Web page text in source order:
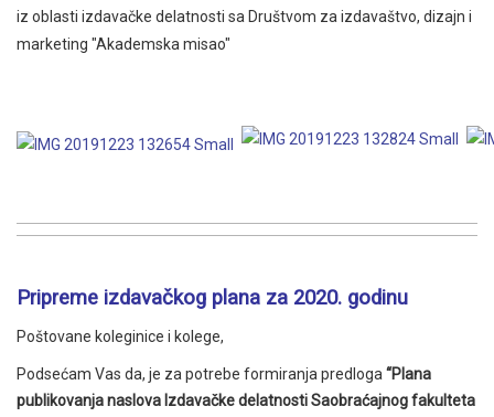
iz oblasti izdavačke delatnosti sa Društvom za izdavaštvo, dizajn i
marketing "Akademska misao"
Pripreme izdavačkog plana za 2020. godinu
Poštovane koleginice i kolege,
Podsećam Vas da, je za potrebe formiranja predloga “Plana
publikovanja naslova Izdavačke delatnosti Saobraćajnog fakulteta